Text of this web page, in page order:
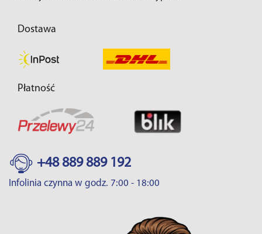
Dostawa
Płatność
+48 889 889 192
Infolinia czynna w godz. 7:00 - 18:00